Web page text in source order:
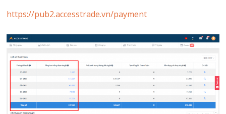
https://pub2.accesstrade.vn/payment